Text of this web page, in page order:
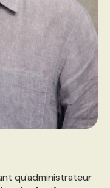
qu’administrateur